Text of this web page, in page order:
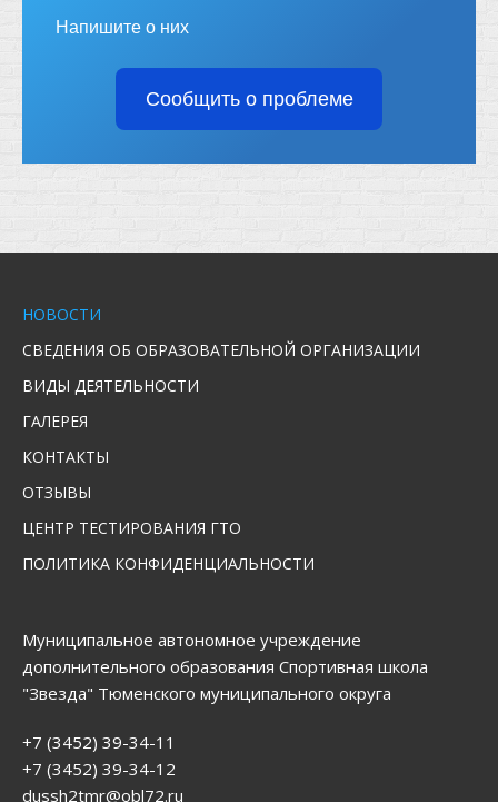
Напишите о них
Сообщить о проблеме
НОВОСТИ
СВЕДЕНИЯ ОБ ОБРАЗОВАТЕЛЬНОЙ ОРГАНИЗАЦИИ
ВИДЫ ДЕЯТЕЛЬНОСТИ
ГАЛЕРЕЯ
КОНТАКТЫ
ОТЗЫВЫ
ЦЕНТР ТЕСТИРОВАНИЯ ГТО
ПОЛИТИКА КОНФИДЕНЦИАЛЬНОСТИ
Муниципальное автономное учреждение
дополнительного образования Спортивная школа
"Звезда" Тюменского муниципального округа
+7 (3452) 39-34-11
+7 (3452) 39-34-12
dussh2tmr@obl72.ru